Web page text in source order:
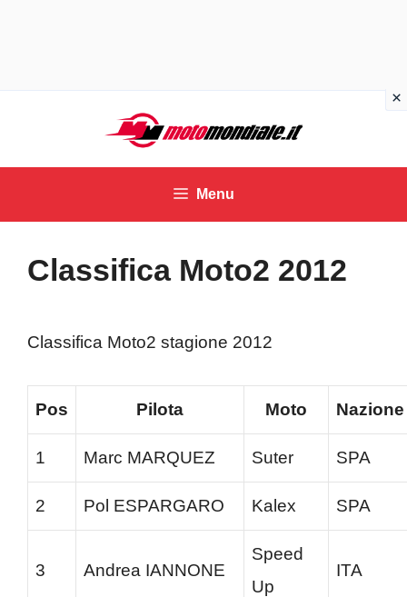
contenuto
Menu
Classifica Moto2 2012
Classifica Moto2 stagione 2012
Pos Pilota Moto Nazione
1 Marc MARQUEZ Suter SPA
2 Pol ESPARGARO Kalex SPA
3 Andrea IANNONE
Speed
Up
ITA